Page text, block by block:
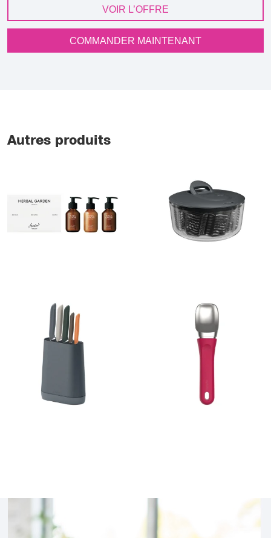
VOIR L’OFFRE
COMMANDER MAINTENANT
Autres produits